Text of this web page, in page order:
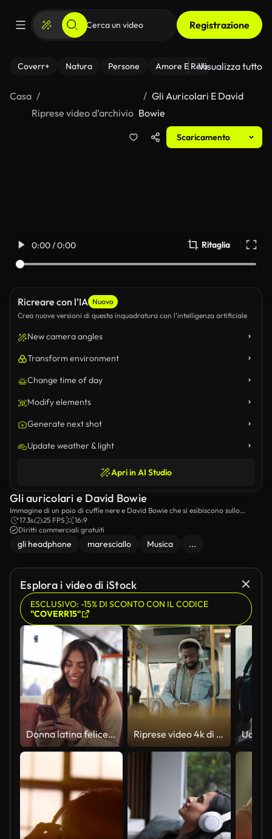
Registrazione
Coverr+ Natura Persone Amore E Relazioni Il
Visualizza tutto
Casa
Riprese video d’archivio
Gli Auricolari E David
Bowie
Scaricamento
0:00 / 0:00 Ritaglia
Ricreare con l’IA Nuovo
Crea nuove versioni di questa inquadratura con l’intelligenza artificiale
New camera angles
Transform environment
Change time of day
Modify elements
Generate next shot
Update weather & light
Apri in AI Studio
Gli auricolari e David Bowie
Immagine di un paio di cuffie nere e David Bowie che si esibiscono sullo
sfondo sulla TV.
17.3s 25 FPS
16:9
Diritti commerciali gratuiti
gli headphone maresciallo Musica ...
Esplora i video di iStock
ESCLUSIVO: -15% DI SCONTO CON IL CODICE
"COVERR15"
Donna latina felice che si gode la musica in un autobus urbano Riprese video 4k di un giovane che usa uno smartphone e le cuffie mentre viaggia su un autobus